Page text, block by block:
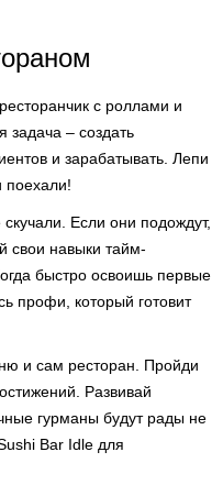
с роллами и
– создать
и зарабатывать. Лепи
поехали!
Если они подождут,
свои навыки тайм-
быстро освоишь первые
профи, который готовит
и сам ресторан. Пройди
Развивай
гурманы будут рады не
Bar Idle для